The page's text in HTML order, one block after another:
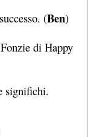
(Ben)
di Happy
significhi.